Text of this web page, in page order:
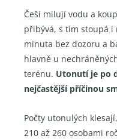
Češi milují vodu a
přibývá, s tím stoupá
minuta bez dozoru a
hlavně u
terénu. Utonutí je po
nejčastější příčinou
Počty utonulých
210 až 260 osobami